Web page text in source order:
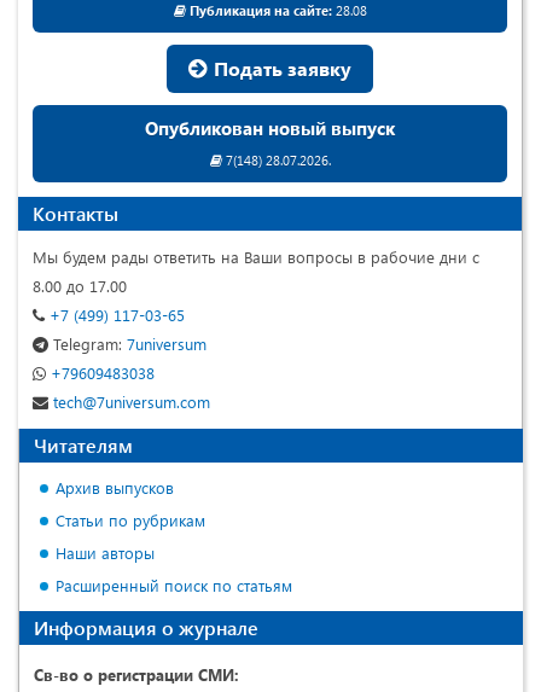
Публикация на сайте:28.08
Подать заявку
Опубликован новый выпуск
7(148) 28.07.2026.
Контакты
Мы будем рады ответить на Ваши вопросы в рабочие дни с
8.00 до 17.00
+7 (499) 117-03-65
Telegram: 7universum
+79609483038
tech@7universum.com
Читателям
Архив выпусков
Статьи по рубрикам
Наши авторы
Расширенный поиск по статьям
Информация о журнале
Св-во о регистрации СМИ: